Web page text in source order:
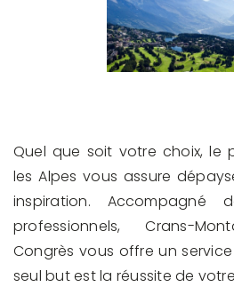
Quel que soit votre choix, le
les Alpes vous assure
inspiration. Accompagné
professionnels, Crans-
Congrès vous offre un
seul but est la réussite de